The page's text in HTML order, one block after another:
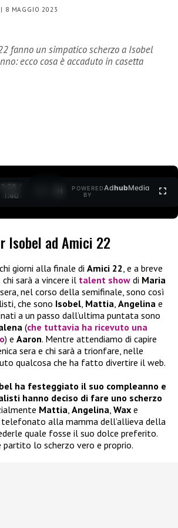
| 8 MAGGIO 2023
fanno un simpatico scherzo a Isobel
ecco cosa è accaduto in casetta
0:29 /
1:40
POWERED
BY
AdhubMedia
Isobel ad Amici 22
giorni alla finale di Amici 22, e a breve
sarà a vincere il talent show di Maria
nel corso della semifinale, sono così
che sono Isobel, Mattia, Angelina e
a un passo dall’ultima puntata sono
(che tuttavia ha ricevuto una
) e Aaron. Mentre attendiamo di capire
sera e chi sarà a trionfare, nelle
qualcosa che ha fatto divertire il web.
ha festeggiato il suo compleanno e
hanno deciso di fare uno scherzo
Mattia, Angelina, Wax e
telefonato alla mamma dell’allieva della
quale fosse il suo dolce preferito.
partito lo scherzo vero e proprio.